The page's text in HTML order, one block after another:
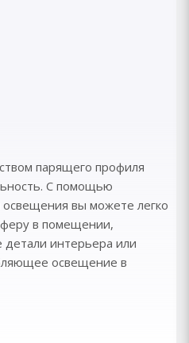
парящего профиля
С помощью
вы можете легко
в помещении,
интерьера или
освещение в